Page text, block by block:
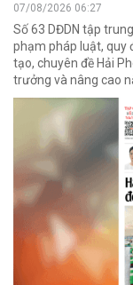
07/08/2026 06:27
Số 63 DĐDN tập
phạm pháp luật, quy
tạo, chuyên đề Hải
trưởng và nâng cao